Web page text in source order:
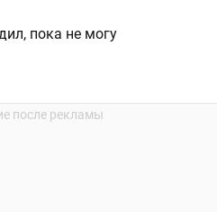
пока не могу